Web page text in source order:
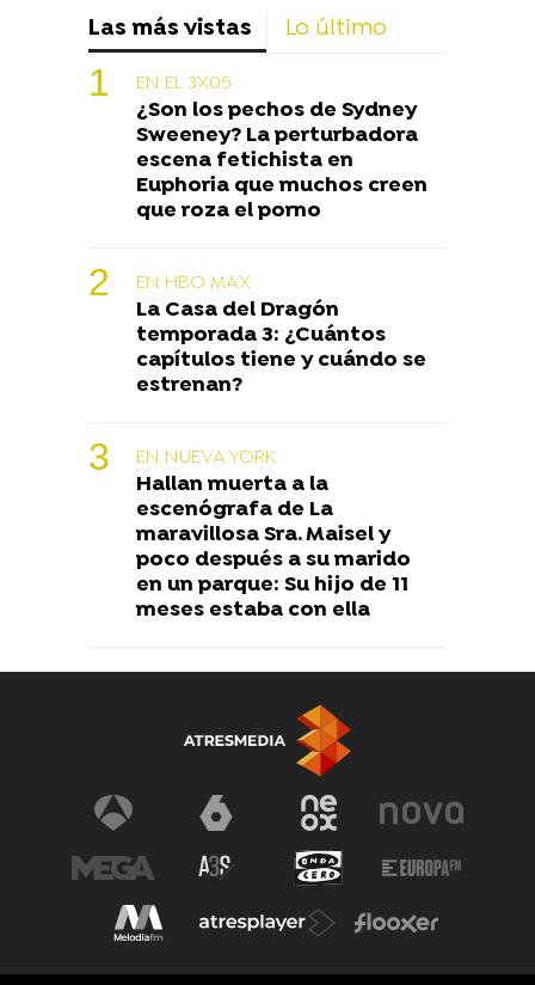
Las más vistas Lo último
EN EL 3X05
¿Son los pechos de Sydney
Sweeney? La perturbadora
escena fetichista en
Euphoria que muchos creen
que roza el porno
EN HBO MAX
La Casa del Dragón
temporada 3: ¿Cuántos
capítulos tiene y cuándo se
estrenan?
EN NUEVA YORK
Hallan muerta a la
escenógrafa de La
maravillosa Sra. Maisel y
poco después a su marido
en un parque: Su hijo de 11
meses estaba con ella